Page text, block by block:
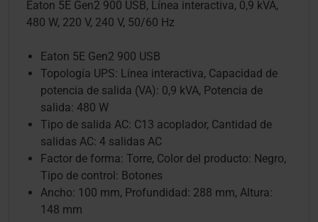
Eaton 5E Gen2 900 USB, Línea interactiva, 0,9 kVA,
480 W, 220 V, 240 V, 50/60 Hz
Eaton 5E Gen2 900 USB
Topología UPS: Línea interactiva, Capacidad de
potencia de salida (VA): 0,9 kVA, Potencia de
salida: 480 W
Tipo de salida AC: C13 acoplador, Cantidad de
salidas AC: 4 salidas AC
Factor de forma: Torre, Color del producto: Negro,
Tipo de control: Botones
Ancho: 100 mm, Profundidad: 288 mm, Altura:
148 mm